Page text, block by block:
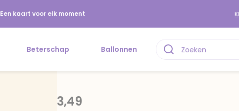
Een kaart voor elk moment
Beterschap Ballonnen
3,49